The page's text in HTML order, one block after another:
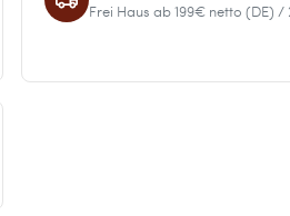
Frei Haus ab 199€ netto (DE) /